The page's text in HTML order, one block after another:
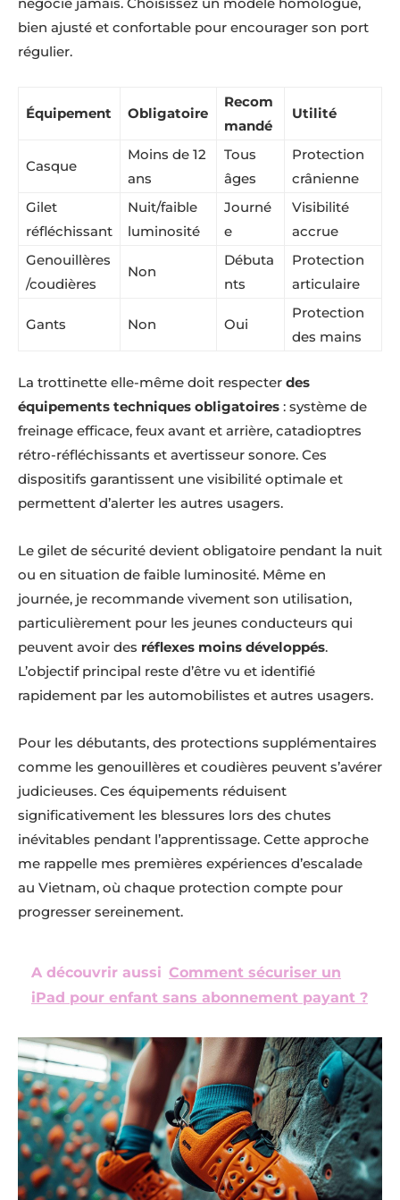
négocie jamais. Choisissez un modèle homologué,
bien ajusté et confortable pour encourager son port
régulier.
Équipement Obligatoire
Recom
mandé
Utilité
Casque
Moins de 12
ans
Tous
âges
Protection
crânienne
Gilet
réfléchissant
Nuit/faible
luminosité
Journé
e
Visibilité
accrue
Genouillères
/coudières
Non
Débuta
nts
Protection
articulaire
Gants Non Oui
Protection
des mains
La trottinette elle-même doit respecter des
équipements techniques obligatoires : système de
freinage efficace, feux avant et arrière, catadioptres
rétro-réfléchissants et avertisseur sonore. Ces
dispositifs garantissent une visibilité optimale et
permettent d’alerter les autres usagers.
Le gilet de sécurité devient obligatoire pendant la nuit
ou en situation de faible luminosité. Même en
journée, je recommande vivement son utilisation,
particulièrement pour les jeunes conducteurs qui
peuvent avoir des réflexes moins développés.
L’objectif principal reste d’être vu et identifié
rapidement par les automobilistes et autres usagers.
Pour les débutants, des protections supplémentaires
comme les genouillères et coudières peuvent s’avérer
judicieuses. Ces équipements réduisent
significativement les blessures lors des chutes
inévitables pendant l’apprentissage. Cette approche
me rappelle mes premières expériences d’escalade
au Vietnam, où chaque protection compte pour
progresser sereinement.
A découvrir aussi Comment sécuriser un
iPad pour enfant sans abonnement payant ?